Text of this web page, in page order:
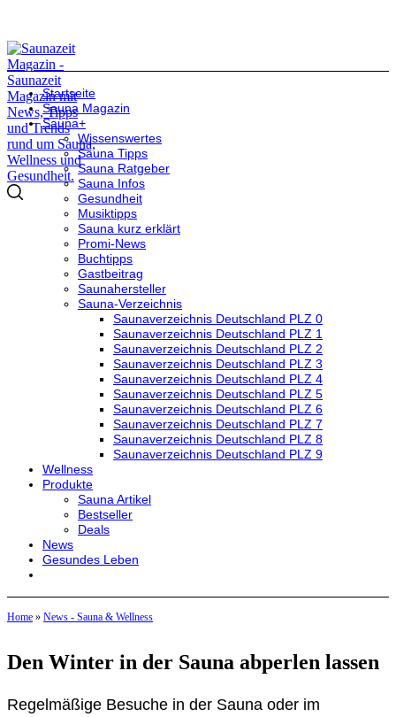
Startseite
Sauna Magazin
Sauna+
Wissenswertes
Sauna Tipps
Sauna Ratgeber
Sauna Infos
Gesundheit
Musiktipps
Sauna kurz erklärt
Promi-News
Buchtipps
Gastbeitrag
Saunahersteller
Sauna-Verzeichnis
Saunaverzeichnis Deutschland PLZ 0
Saunaverzeichnis Deutschland PLZ 1
Saunaverzeichnis Deutschland PLZ 2
Saunaverzeichnis Deutschland PLZ 3
Saunaverzeichnis Deutschland PLZ 4
Saunaverzeichnis Deutschland PLZ 5
Saunaverzeichnis Deutschland PLZ 6
Saunaverzeichnis Deutschland PLZ 7
Saunaverzeichnis Deutschland PLZ 8
Saunaverzeichnis Deutschland PLZ 9
Wellness
Produkte
Sauna Artikel
Bestseller
Deals
News
Gesundes Leben
Home » News - Sauna & Wellness
Den Winter in der Sauna abperlen lassen
Regelmäßige Besuche in der Sauna oder im